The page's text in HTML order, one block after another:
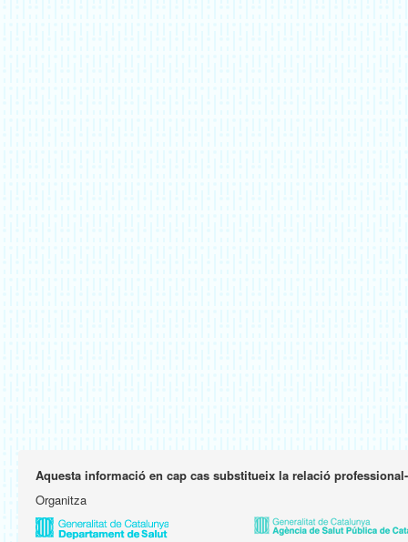
Aquesta informació en cap cas substitueix la relació
Organitza